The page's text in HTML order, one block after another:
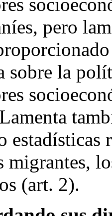
pero
sobre la
estadísticas
migrantes,
(art. 2).